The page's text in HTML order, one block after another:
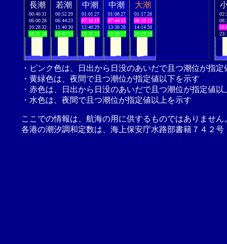
長潮
00:40 31
06:00 28
10:28 32
18:21 16
若潮
00:52 29
06:44 23
11:40 30
19:03 15
中潮
01:01 27
07:16 19
12:40 29
19:35 16
中潮
01:08 27
07:44 15
13:30 28
19:59 17
大潮
01:17 28
08:10 13
14:14 28
20:19 19
・ピンク色は、日出から日没のあいだで且つ潮位が指
・黄緑色は、夜間で且つ潮位が指定値以下を示す
・赤色は、日出から日没のあいだで且つ潮位が指定値以
・水色は、夜間で且つ潮位が指定値以上を示す
ここでの情報は、航海の用に供するものではありませ
各港の潮汐調和定数は、海上保安庁水路部書籍７４２